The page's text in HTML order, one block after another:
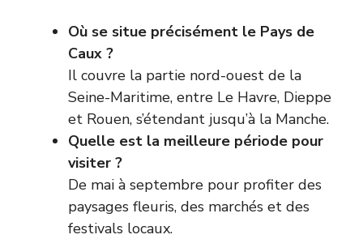
Où se situe précisément le Pays de
Caux ?
Il couvre la partie nord-ouest de la
Seine-Maritime, entre Le Havre, Dieppe
et Rouen, s’étendant jusqu’à la Manche.
Quelle est la meilleure période pour
visiter ?
De mai à septembre pour profiter des
paysages fleuris, des marchés et des
festivals locaux.